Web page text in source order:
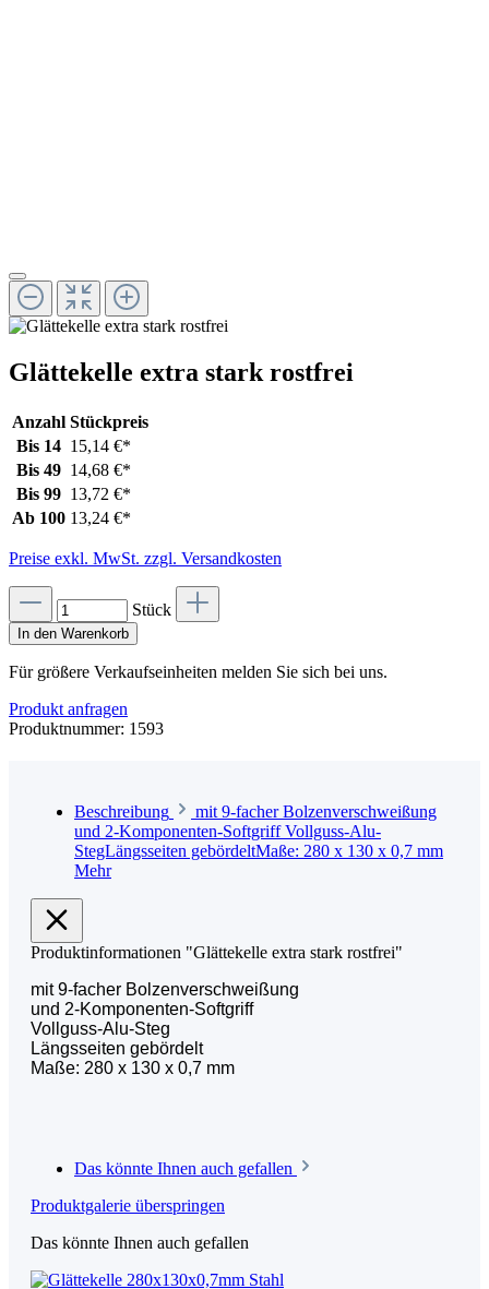
Glättekelle extra stark rostfrei
Anzahl Stückpreis
Bis 14 15,14 €*
Bis 49 14,68 €*
Bis 99 13,72 €*
Ab 100 13,24 €*
Preise exkl. MwSt. zzgl. Versandkosten
Stück
In den Warenkorb
Für größere Verkaufseinheiten melden Sie sich bei uns.
Produkt anfragen
Produktnummer: 1593
Beschreibung
mit 9-facher Bolzenverschweißung
und 2-Komponenten-Softgriff Vollguss-Alu-
StegLängsseiten gebördeltMaße: 280 x 130 x 0,7 mm
Mehr
Produktinformationen "Glättekelle extra stark rostfrei"
mit 9-facher Bolzenverschweißung
und 2-Komponenten-Softgriff
Vollguss-Alu-Steg
Längsseiten gebördelt
Maße: 280 x 130 x 0,7 mm
Das könnte Ihnen auch gefallen
Produktgalerie überspringen
Das könnte Ihnen auch gefallen